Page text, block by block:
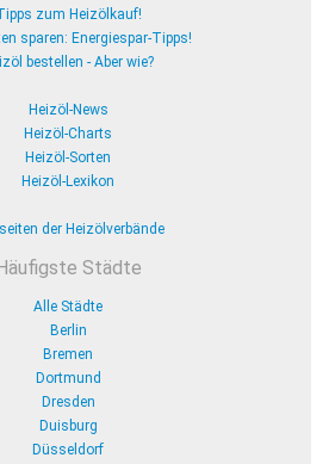
zum Heizölkauf!
sparen: Energiespar-Tipps!
bestellen - Aber wie?
Heizöl-News
Heizöl-Charts
Heizöl-Sorten
Heizöl-Lexikon
der Heizölverbände
Städte
Alle Städte
Berlin
Bremen
Dortmund
Dresden
Duisburg
Düsseldorf